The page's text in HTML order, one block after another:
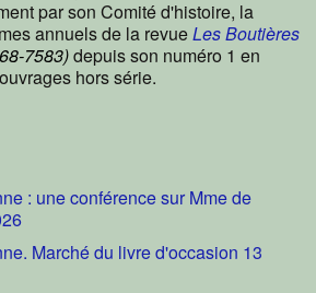
par son Comité d'histoire, la
annuels de la revueLes Boutières
7583)depuis son numéro 1 en
hors série.
: une conférence sur Mme de
Marché du livre d'occasion 13